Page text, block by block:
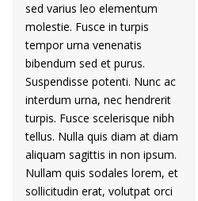
sed varius leo elementum
molestie. Fusce in turpis
tempor urna venenatis
bibendum sed et purus.
Suspendisse potenti. Nunc ac
interdum urna, nec hendrerit
turpis. Fusce scelerisque nibh
tellus. Nulla quis diam at diam
aliquam sagittis in non ipsum.
Nullam quis sodales lorem, et
sollicitudin erat, volutpat orci